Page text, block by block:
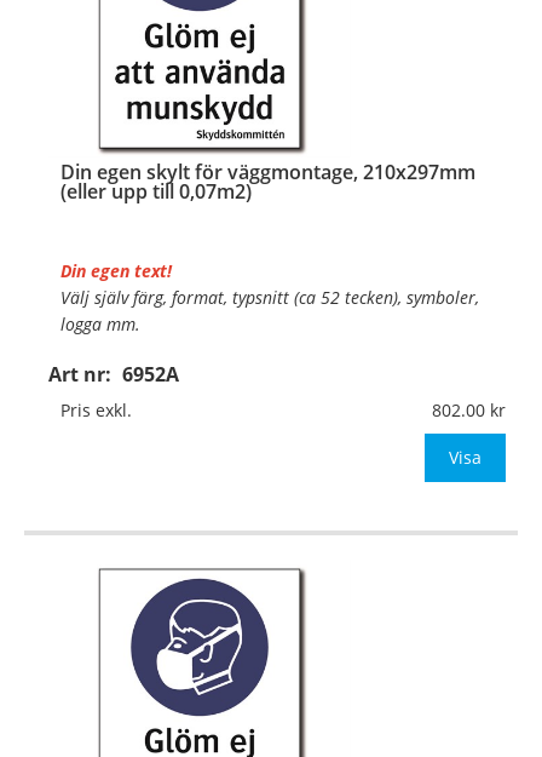
Din egen skylt för väggmontage, 210x297mm
(eller upp till 0,07m2)
Art nr: 6952A
Din egen text!
Välj själv färg, format, typsnitt (ca 52 tecken), symboler,
logga mm.
Material:Plan aluminium, 0,7mm (väggmontage)
Mått:210x297mm (eller annat mått upp till 0,07m²)
Pris exkl. 802.00
Visa